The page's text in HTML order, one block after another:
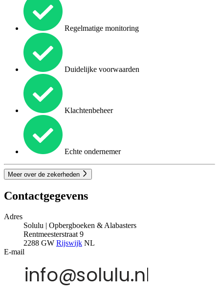
Regelmatige monitoring
Duidelijke voorwaarden
Klachtenbeheer
Echte ondernemer
Meer over de zekerheden
Contactgegevens
Adres
Solulu | Opbergboeken & Alabasters
Rentmeesterstraat 9
2288 GW Rijswijk NL
E-mail